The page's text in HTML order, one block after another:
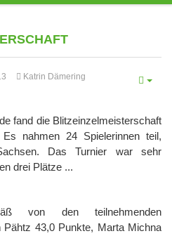
Katrin Dämering
fand die Blitzeinzelmeisterschaft
nahmen 24 Spielerinnen teil,
Das Turnier war sehr
drei Plätze ...
von den teilnehmenden
43,0 Punkte, Marta Michna